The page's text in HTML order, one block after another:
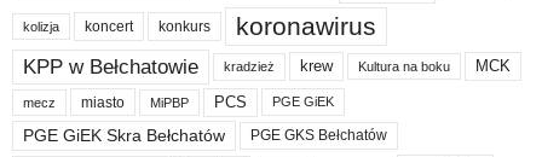
kolizja koncert konkurs koronawirus
KPP w Bełchatowie kradzież krew Kultura na boku MCK
mecz miasto MiPBP PCS PGE GiEK
PGE GiEK Skra Bełchatów PGE GKS Bełchatów